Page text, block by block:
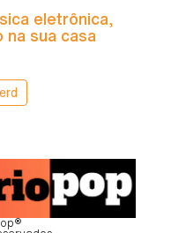
eletrônica,
sua casa